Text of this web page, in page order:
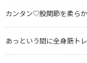
カンタン♡股関節を柔ら
あっという間に全身筋トレ